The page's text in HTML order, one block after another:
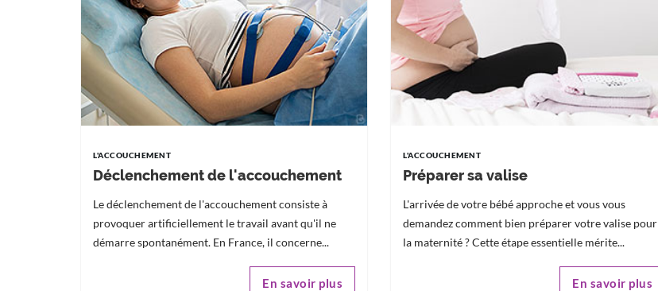
L'ACCOUCHEMENT
Déclenchement de l'accouchement
Le déclenchement de l'accouchement consiste à
provoquer artificiellement le travail avant qu'il ne
démarre spontanément. En France, il concerne...
En savoir plus
L'ACCOUCHEMENT
Préparer sa valise
L'arrivée de votre bébé approche et vous vous
demandez comment bien préparer votre valise pour
la maternité ? Cette étape essentielle mérite...
En savoir plus